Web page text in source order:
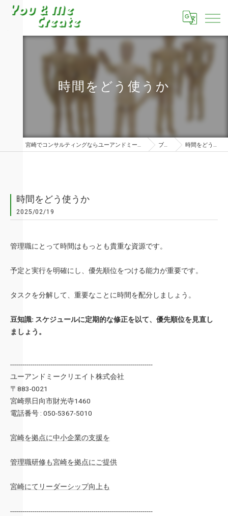
時間をどう使うか
宮崎でコンサルティングならユーアンドミークリエイト株式会社 ブログ 時間をどう使うか
時間をどう使うか
2025/02/19
管理職にとって時間はもっとも貴重な資源です。
予定と実行を明確にし、優先順位をつける能力が重要です。
タスクを分解して、重要なことに時間を配分しましょう。
豆知識: スケジュールに定期的な修正を以て、優先順位を見直し
ましょう。
----------------------------------------------------------------------
ユーアンドミークリエイト株式会社
〒883-0021
宮崎県日向市財光寺1460
電話番号 : 050-5367-5010
宮崎を拠点に中小企業の支援を
管理職研修も宮崎を拠点にご提供
宮崎にてリーダーシップ向上も
----------------------------------------------------------------------